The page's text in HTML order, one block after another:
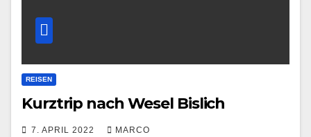
REISEN
Kurztrip nach Wesel Bislich
7. APRIL 2022 MARCO